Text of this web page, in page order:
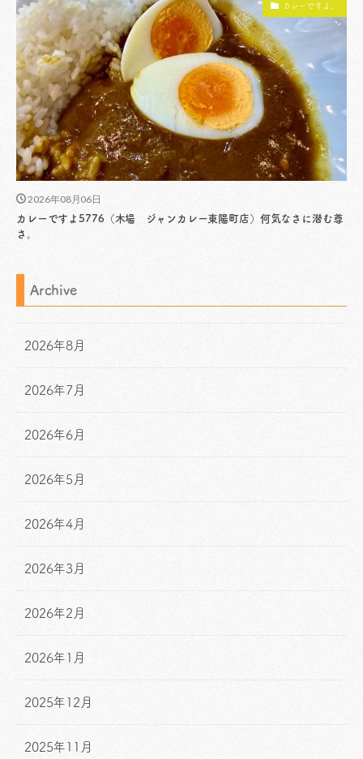
カレーですよ。
2026年08月06日
カレーですよ5776（木場 ジャンカレー東陽町店）何気なさに潜む尊
さ。
Archive
2026年8月
2026年7月
2026年6月
2026年5月
2026年4月
2026年3月
2026年2月
2026年1月
2025年12月
2025年11月